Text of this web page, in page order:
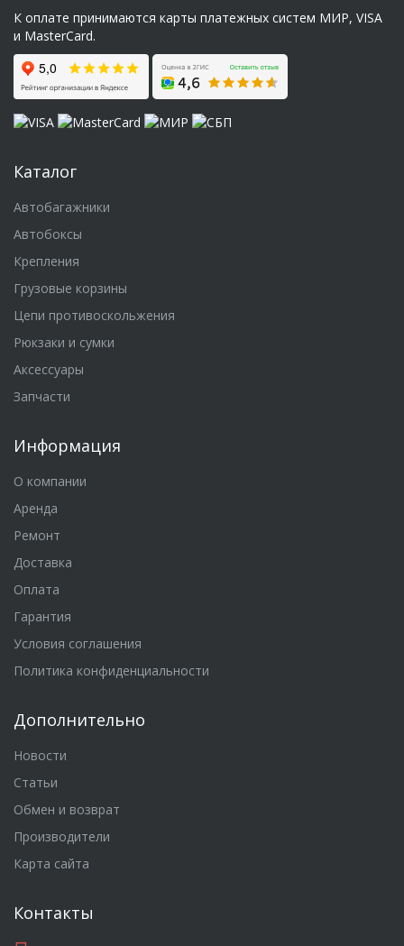
К оплате принимаются карты платежных систем МИР, VISA
и MasterCard.
Каталог
Автобагажники
Автобоксы
Крепления
Грузовые корзины
Цепи противоскольжения
Рюкзаки и сумки
Аксессуары
Запчасти
Информация
О компании
Аренда
Ремонт
Доставка
Оплата
Гарантия
Условия соглашения
Политика конфиденциальности
Дополнительно
Новости
Статьи
Обмен и возврат
Производители
Карта сайта
Контакты